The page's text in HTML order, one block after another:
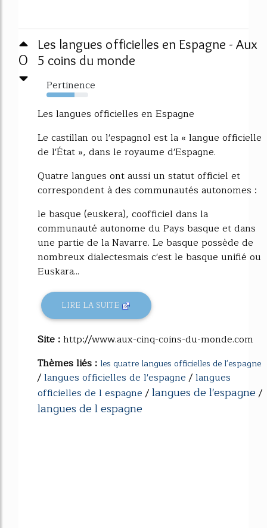
0
Les langues officielles en Espagne - Aux
5 coins du monde
Pertinence
67%
Les langues officielles en Espagne
Le castillan ou l'espagnol est la « langue officielle
de l'État », dans le royaume d'Espagne.
Quatre langues ont aussi un statut officiel et
correspondent à des communautés autonomes :
le basque (euskera), coofficiel dans la
communauté autonome du Pays basque et dans
une partie de la Navarre. Le basque possède de
nombreux dialectesmais c'est le basque unifié ou
Euskara...
LIRE LA SUITE
Site :http://www.aux-cinq-coins-du-monde.com
Thèmes liés : les quatre langues officielles de l'espagne
/langues officielles de l'espagne/langues
officielles de l espagne/langues de l'espagne/
langues de l espagne